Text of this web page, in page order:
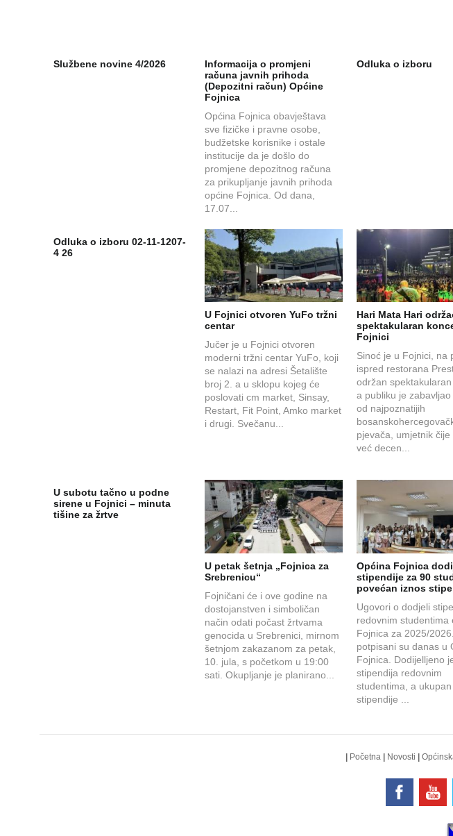
Službene novine 4/2026
Informacija o promjeni
računa javnih prihoda
(Depozitni račun) Općine
Fojnica
Općina Fojnica obavještava
sve fizičke i pravne osobe,
budžetske korisnike i ostale
institucije da je došlo do
promjene depozitnog računa
za prikupljanje javnih prihoda
općine Fojnica. Od dana,
17.07...
Odluka o izboru
Odluka o izboru 02-11-1207-
4 26
U Fojnici otvoren YuFo tržni
centar
Jučer je u Fojnici otvoren
moderni tržni centar YuFo, koji
se nalazi na adresi Šetalište
broj 2. a u sklopu kojeg će
poslovati cm market, Sinsay,
Restart, Fit Point, Amko market
i drugi. Svečanu...
Hari Mata Hari
spektakularan
Fojnici
Sinoć je u Fojnici, na
ispred restorana
održan
a publiku je zabavljao
od najpoznatijih
pjevača, umjetnik čije
već decen...
U subotu tačno u podne
sirene u Fojnici – minuta
tišine za žrtve
U petak šetnja „Fojnica za
Srebrenicu“
Fojničani će i ove godine na
dostojanstven i simboličan
način odati počast žrtvama
genocida u Srebrenici, mirnom
šetnjom zakazanom za petak,
10. jula, s početkom u 19:00
sati. Okupljanje je planirano...
Općina Fojnica
stipendije za 90
povećan iznos
Ugovori o dodjeli
redovnim studentima
Fojnica za 2025/
potpisani su danas u
Fojnica. Dodijelljeno
stipendija redovnim
studentima, a
stipendije ...
Početna Novosti